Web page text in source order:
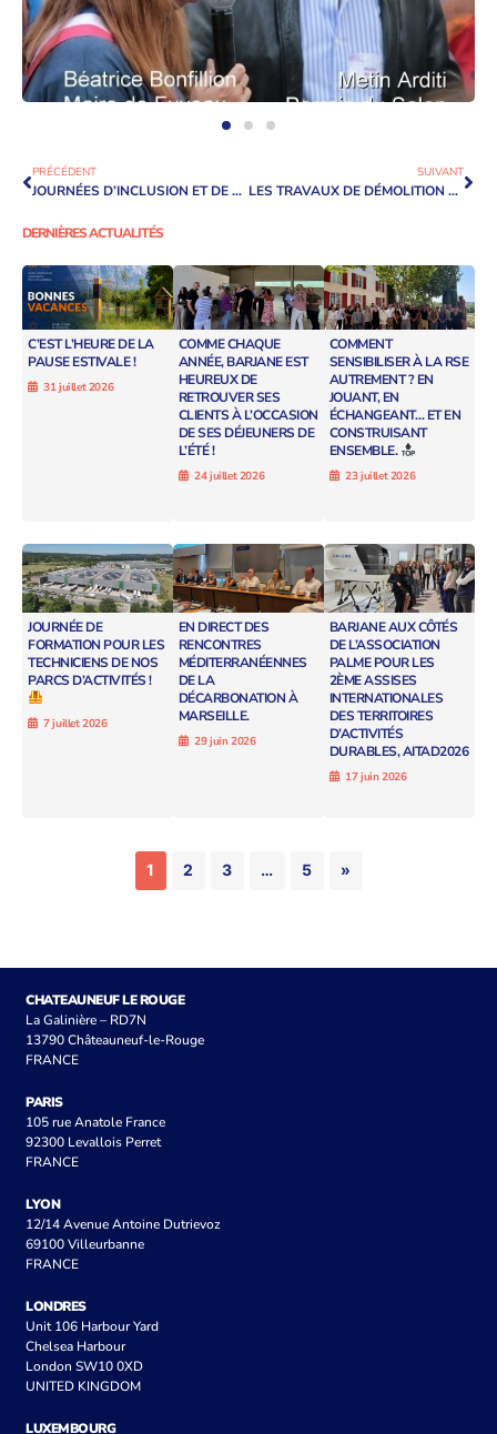
PRÉCÉDENT
JOURNÉES D’INCLUSION ET DE SENSIBILISATION AU SPORT ADAPTÉ ET SPORT HANDICAP
SUIVANT
LES TRAVAUX DE DÉMOLITION AVANCENT SUR LE SITE RUGBY CENTRAL PARK ESTATE AU ROYAUME-UNI
DERNIÈRES ACTUALITÉS
C’EST L’HEURE DE LA
PAUSE ESTIVALE !
31 juillet 2026
COMME CHAQUE
ANNÉE, BARJANE EST
HEUREUX DE
RETROUVER SES
CLIENTS À L’OCCASION
DE SES DÉJEUNERS DE
L’ÉTÉ !
24 juillet 2026
COMMENT
SENSIBILISER À LA RSE
AUTREMENT ? EN
JOUANT, EN
ÉCHANGEANT… ET EN
CONSTRUISANT
ENSEMBLE.
23 juillet 2026
JOURNÉE DE
FORMATION POUR LES
TECHNICIENS DE NOS
PARCS D’ACTIVITÉS !
7 juillet 2026
EN DIRECT DES
RENCONTRES
MÉDITERRANÉENNES
DE LA
DÉCARBONATION À
MARSEILLE.
29 juin 2026
BARJANE AUX CÔTÉS
DE L’ASSOCIATION
PALME POUR LES
2ÈME ASSISES
INTERNATIONALES
DES TERRITOIRES
D’ACTIVITÉS
DURABLES, AITAD2026
17 juin 2026
1 2 3 … 5 »
CHATEAUNEUF LE ROUGE
La Galinière – RD7N
13790 Châteauneuf-le-Rouge
FRANCE
PARIS
105 rue Anatole France
92300 Levallois Perret
FRANCE
LYON
12/14 Avenue Antoine Dutrievoz
69100 Villeurbanne
FRANCE
LONDRES
Unit 106 Harbour Yard
Chelsea Harbour
London SW10 0XD
UNITED KINGDOM
LUXEMBOURG